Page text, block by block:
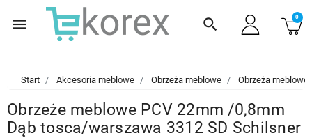
menu search 0
Start Akcesoria meblowe Obrzeża meblowe Obrzeża meblowe
Obrzeże meblowe PCV 22mm /0,8mm
Dąb tosca/warszawa 3312 SD Schilsner